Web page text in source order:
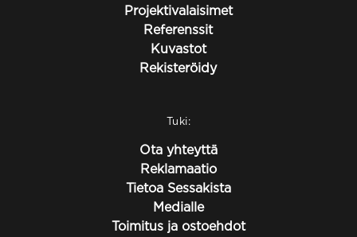
Projektivalaisimet
Referenssit
Kuvastot
Rekisteröidy
Tuki:
Ota yhteyttä
Reklamaatio
Tietoa Sessakista
Medialle
Toimitus ja ostoehdot